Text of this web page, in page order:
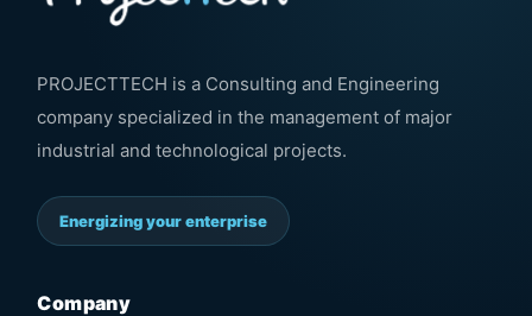
PROJECTTECH is a Consulting and Engineering
company specialized in the management of major
industrial and technological projects.
Energizing your enterprise
Company